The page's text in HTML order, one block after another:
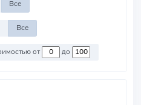
Все
Все
Против команд со стоимостью от до